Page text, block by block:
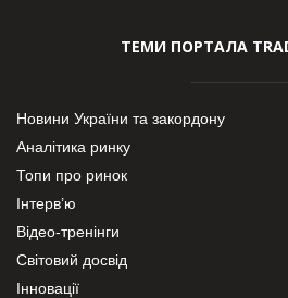
ТЕМИ ПОРТАЛА
Новини України та закордону
Аналітика ринку
Топи про ринок
Інтерв’ю
Відео-тренінги
Світовий досвід
Інновації